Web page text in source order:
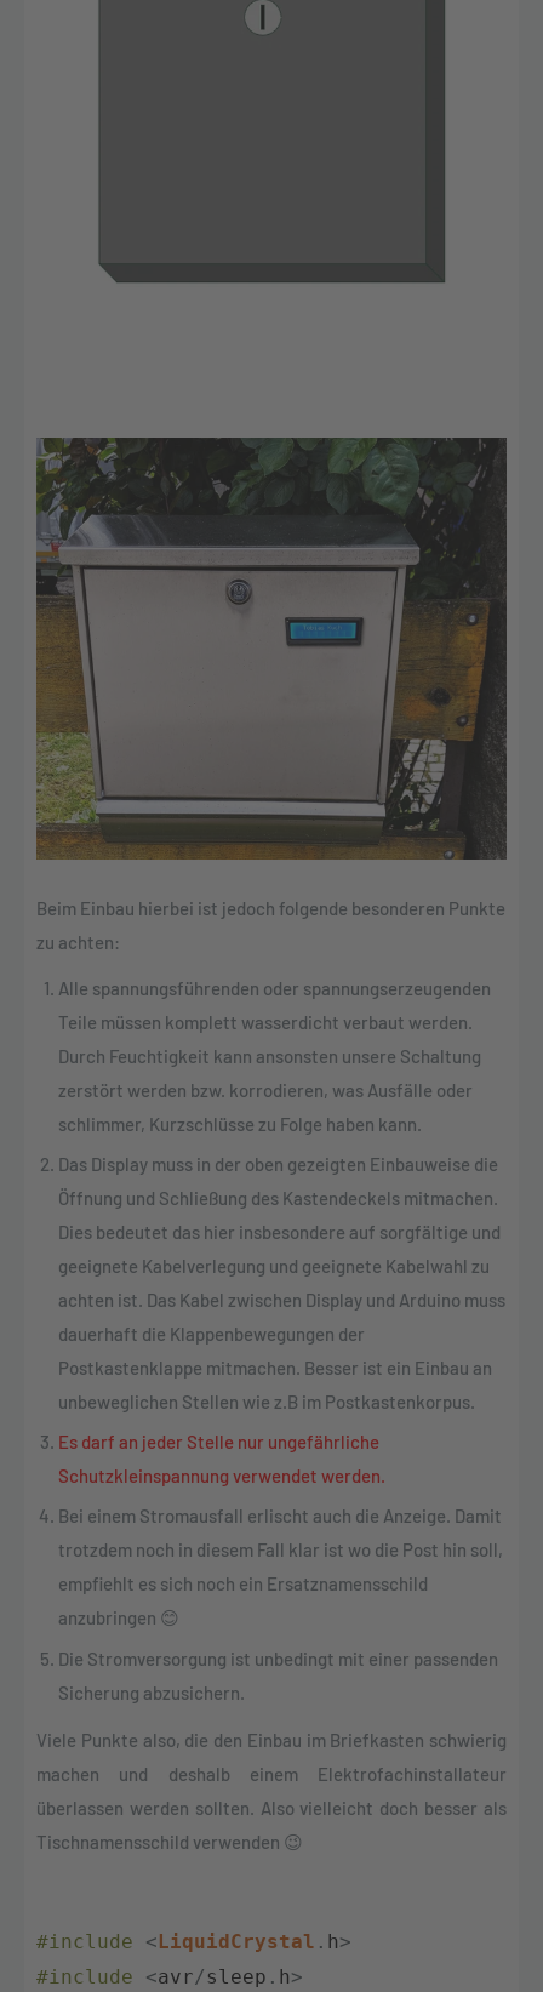
Beim Einbau hierbei ist jedoch folgende besonderen Punkte
zu achten:
Alle spannungsführenden oder spannungserzeugenden
Teile müssen komplett wasserdicht verbaut werden.
Durch Feuchtigkeit kann ansonsten unsere Schaltung
zerstört werden bzw. korrodieren, was Ausfälle oder
schlimmer, Kurzschlüsse zu Folge haben kann.
Das Display muss in der oben gezeigten Einbauweise die
Öffnung und Schließung des Kastendeckels mitmachen.
Dies bedeutet das hier insbesondere auf sorgfältige und
geeignete Kabelverlegung und geeignete Kabelwahl zu
achten ist. Das Kabel zwischen Display und Arduino muss
dauerhaft die Klappenbewegungen der
Postkastenklappe mitmachen. Besser ist ein Einbau an
unbeweglichen Stellen wie z.B im Postkastenkorpus.
Es darf an jeder Stelle nur ungefährliche
Schutzkleinspannung verwendet werden.
Bei einem Stromausfall erlischt auch die Anzeige. Damit
trotzdem noch in diesem Fall klar ist wo die Post hin soll,
empfiehlt es sich noch ein Ersatznamensschild
anzubringen 😊
Die Stromversorgung ist unbedingt mit einer passenden
Sicherung abzusichern.
Viele Punkte also, die den Einbau im Briefkasten schwierig
machen und deshalb einem Elektrofachinstallateur
überlassen werden sollten. Also vielleicht doch besser als
Tischnamensschild verwenden 😉
#include < LiquidCrystal . h>
#include
<avr/ sleep . h>